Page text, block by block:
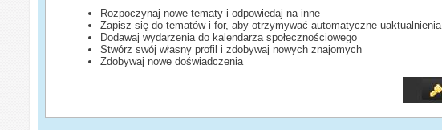
Rozpoczynaj nowe tematy i odpowiedaj na inne
Zapisz się do tematów i for, aby otrzymywać automatyczne uaktualnienia
Dodawaj wydarzenia do kalendarza społecznościowego
Stwórz swój własny profil i zdobywaj nowych znajomych
Zdobywaj nowe doświadczenia